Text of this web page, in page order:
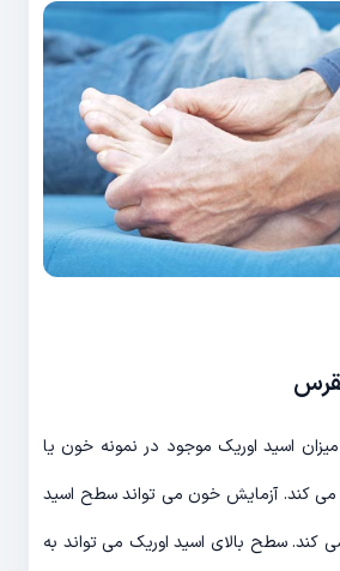
اسید اوریک موجود در نمونه خون یا
می کند. آزمایش خون می تواند سطح اسید
کند. سطح بالای اسید اوریک می تواند به